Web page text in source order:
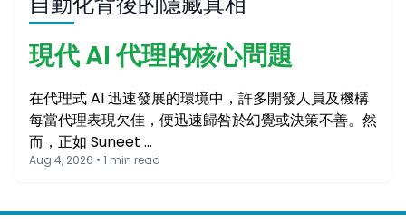
現代 AI 代理的核心問題
在代理式 AI 迅速發展的環境中，許多開發人員及機構
每當代理表現欠佳，便迅速歸咎於幻覺或決策不善。然
而，正如 Suneet …
Aug 4, 2026 • 1 min read